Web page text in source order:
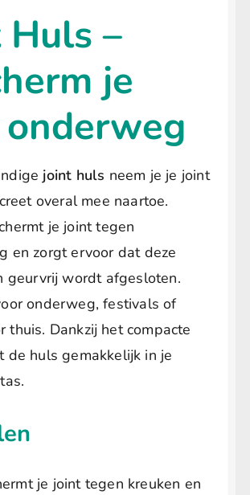
–
je
joint huls neem je je joint
overal mee naartoe.
je joint tegen
en zorgt ervoor dat deze
geurvrij wordt afgesloten.
onderweg, festivals of
thuis. Dankzij het compacte
de huls gemakkelijk in je
je joint tegen kreuken en